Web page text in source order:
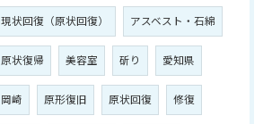
現状回復（原状回復） アスベスト・石綿
原状復帰 美容室 斫り 愛知県
岡崎 原形復旧 原状回復 修復